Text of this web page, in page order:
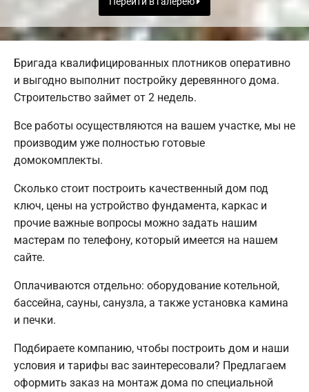
Бригада квалифицированных плотников оперативно
и выгодно выполнит постройку деревянного дома.
Строительство займет от 2 недель.
Все работы осуществляются на вашем участке, мы не
производим уже полностью готовые
домокомплекты.
Сколько стоит построить качественный дом под
ключ, цены на устройство фундамента, каркас и
прочие важные вопросы можно задать нашим
мастерам по телефону, который имеется на нашем
сайте.
Оплачиваются отдельно: оборудование котельной,
бассейна, сауны, санузла, а также установка камина
и печки.
Подбираете компанию, чтобы построить дом и наши
условия и тарифы вас заинтересовали? Предлагаем
оформить заказ на монтаж дома по специальной